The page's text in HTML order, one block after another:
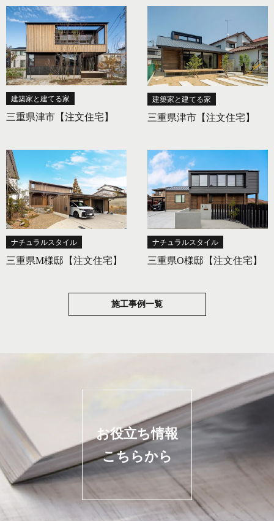
建築家と建てる家
三重県津市【注文住宅】
建築家と建てる家
三重県津市【注文住宅】
ナチュラルスタイル
三重県M様邸【注文住宅】
ナチュラルスタイル
三重県O様邸【注文住宅】
施工事例一覧
お役立ち情報
こちらから